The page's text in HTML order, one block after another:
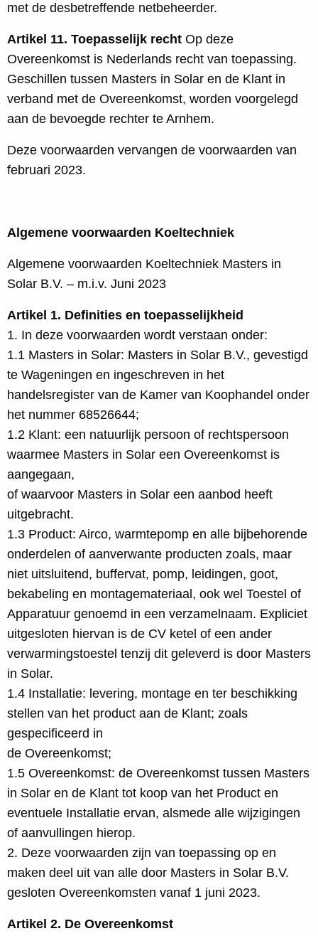
met de desbetreffende netbeheerder.
Artikel 11. Toepasselijk recht Op deze
Overeenkomst is Nederlands recht van toepassing.
Geschillen tussen Masters in Solar en de Klant in
verband met de Overeenkomst, worden voorgelegd
aan de bevoegde rechter te Arnhem.
Deze voorwaarden vervangen de voorwaarden van
februari 2023.
Algemene voorwaarden Koeltechniek
Algemene voorwaarden Koeltechniek Masters in
Solar B.V. – m.i.v. Juni 2023
Artikel 1. Definities en toepasselijkheid
1. In deze voorwaarden wordt verstaan onder:
1.1 Masters in Solar: Masters in Solar B.V., gevestigd
te Wageningen en ingeschreven in het
handelsregister van de Kamer van Koophandel onder
het nummer 68526644;
1.2 Klant: een natuurlijk persoon of rechtspersoon
waarmee Masters in Solar een Overeenkomst is
aangegaan,
of waarvoor Masters in Solar een aanbod heeft
uitgebracht.
1.3 Product: Airco, warmtepomp en alle bijbehorende
onderdelen of aanverwante producten zoals, maar
niet uitsluitend, buffervat, pomp, leidingen, goot,
bekabeling en montagemateriaal, ook wel Toestel of
Apparatuur genoemd in een verzamelnaam. Expliciet
uitgesloten hiervan is de CV ketel of een ander
verwarmingstoestel tenzij dit geleverd is door Masters
in Solar.
1.4 Installatie: levering, montage en ter beschikking
stellen van het product aan de Klant; zoals
gespecificeerd in
de Overeenkomst;
1.5 Overeenkomst: de Overeenkomst tussen Masters
in Solar en de Klant tot koop van het Product en
eventuele Installatie ervan, alsmede alle wijzigingen
of aanvullingen hierop.
2. Deze voorwaarden zijn van toepassing op en
maken deel uit van alle door Masters in Solar B.V.
gesloten Overeenkomsten vanaf 1 juni 2023.
Artikel 2. De Overeenkomst